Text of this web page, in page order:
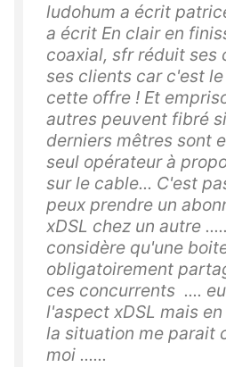
ludohum a écrit
a écrit En clair en
coaxial, sfr réduit ses
ses clients car c'est
cette offre ! Et
autres peuvent fibré
derniers mêtres sont
seul opérateur à
sur le cable... C'est
peux prendre un
xDSL chez un autre
considère qu'une
obligatoirement
ces concurrents ....
l'aspect xDSL mais
la situation me parait
moi ......